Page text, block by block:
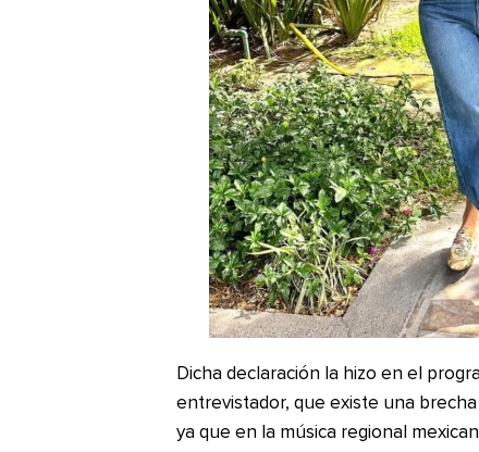
Dicha declaración la hizo en el
entrevistador, que existe una
ya que en la música regional